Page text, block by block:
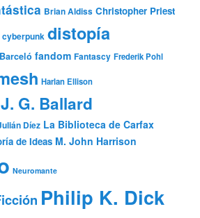
Brian Aldiss Christopher Priest
cyberpunk distopía
fandom Fantascy Frederik Pohl
Harlan Ellison
J. G. Ballard
Díez La Biblioteca de Carfax
de Ideas M. John Harrison
Neuromante
Philip K. Dick